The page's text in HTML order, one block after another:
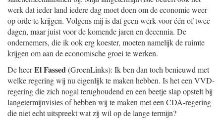
werk dat ieder land iedere dag moet doen om de economie weer
op orde te krijgen. Volgens mij is dat geen werk voor één of twee
dagen, maar juist voor de komende jaren en decennia. De
ondernemers, die ik ook erg koester, moeten namelijk de ruimte
krijgen om aan de economische groei te werken.
De heerEl Fassed(GroenLinks): Ik ben dan toch benieuwd met
welke regering wij nu eigenlijk te maken hebben. Is het een VVD-
regering die zich nogal terughoudend en een beetje slap opstelt bij
langetermijnvisies of hebben wij te maken met een CDA-regering
die niet echt uitspreekt wat zij wil op de lange termijn?